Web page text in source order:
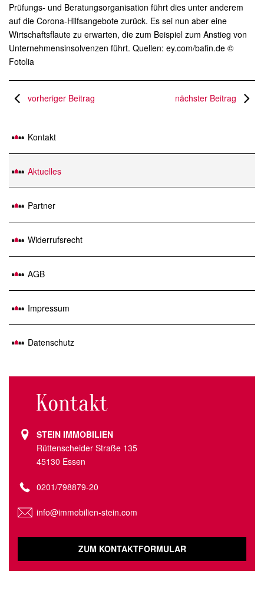
Prüfungs- und Beratungsorganisation führt dies unter anderem
auf die Corona-Hilfsangebote zurück. Es sei nun aber eine
Wirtschaftsflaute zu erwarten, die zum Beispiel zum Anstieg von
Unternehmensinsolvenzen führt. Quellen: ey.com/bafin.de ©
Fotolia
vorheriger Beitrag nächster Beitrag
Kontakt
Aktuelles
Partner
Widerrufsrecht
AGB
Impressum
Datenschutz
Kontakt
STEIN IMMOBILIEN
Rüttenscheider Straße 135
45130 Essen
0201/798879-20
info@immobilien-stein.com
ZUM KONTAKTFORMULAR